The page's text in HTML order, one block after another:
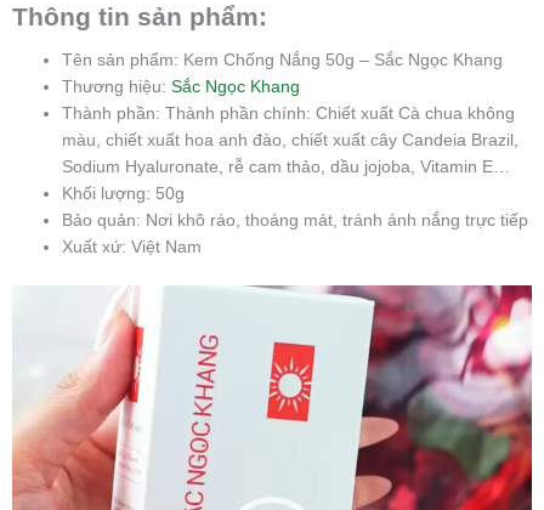
Thông tin sản phẩm:
Tên sản phẩm: Kem Chống Nắng 50g – Sắc Ngọc Khang
Thương hiệu:Sắc Ngọc Khang
Thành phần: Thành phần chính: Chiết xuất Cà chua không
màu, chiết xuất hoa anh đào, chiết xuất cây Candeia Brazil,
Sodium Hyaluronate, rễ cam thảo, dầu jojoba, Vitamin E…
Khối lượng: 50g
Bảo quản: Nơi khô ráo, thoáng mát, tránh ánh nắng trực tiếp
Xuất xứ: Việt Nam